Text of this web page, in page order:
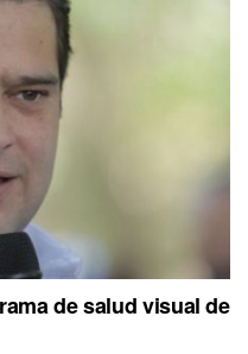
de salud visual de